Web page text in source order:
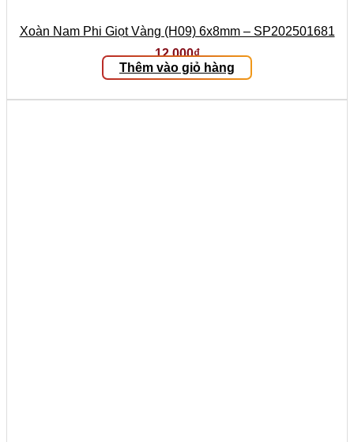
Xoàn Nam Phi Giọt Vàng (H09) 6x8mm – SP202501681
12.000₫
Thêm vào giỏ hàng